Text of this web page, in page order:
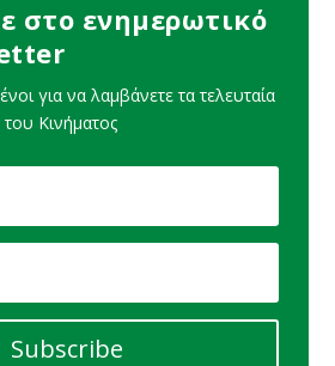
στο ενημερωτικό
για να λαμβάνετε τα τελευταία
του Κινήματος
Subscribe